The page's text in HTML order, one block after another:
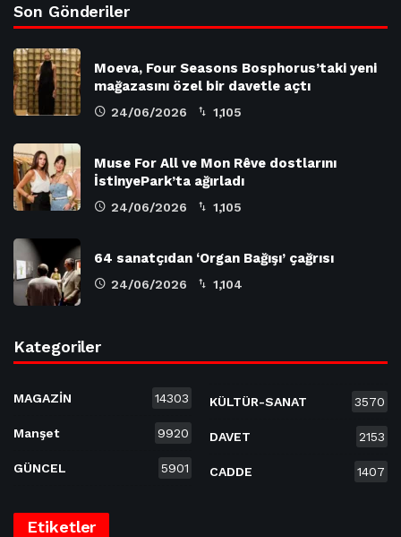
Son Gönderiler
Moeva, Four Seasons Bosphorus’taki yeni
mağazasını özel bir davetle açtı
24/06/2026 1,105
Muse For All ve Mon Rêve dostlarını
İstinyePark’ta ağırladı
24/06/2026 1,105
64 sanatçıdan ‘Organ Bağışı’ çağrısı
24/06/2026 1,104
Kategoriler
MAGAZİN 14303
Manşet 9920
GÜNCEL 5901
KÜLTÜR-SANAT 3570
DAVET 2153
CADDE 1407
Etiketler